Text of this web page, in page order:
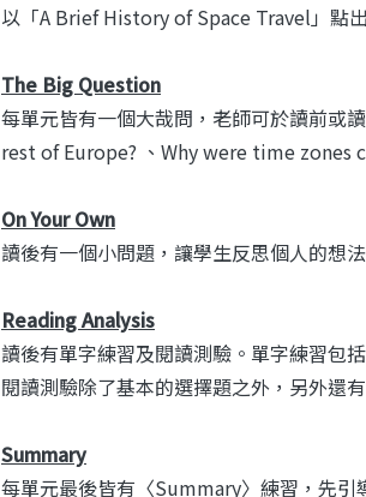
以「A Brief History of Space Travel」點
The Big Question
每單元皆有一個大哉問，老師可於讀前或
rest of Europe? 、Why were time zones
On Your Own
讀後有一個小問題，讓學生反思個人的想法
Reading Analysis
讀後有單字練習及閱讀測驗。單字練習包
閱讀測驗除了基本的選擇題之外，另外還
Summary
每單元最後皆有〈Summary〉練習，先引